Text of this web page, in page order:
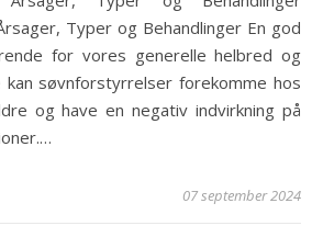
Typer og Behandlinger En god
for vores generelle helbred og
søvnforstyrrelser forekomme hos
og have en negativ indvirkning på
07 september 2024